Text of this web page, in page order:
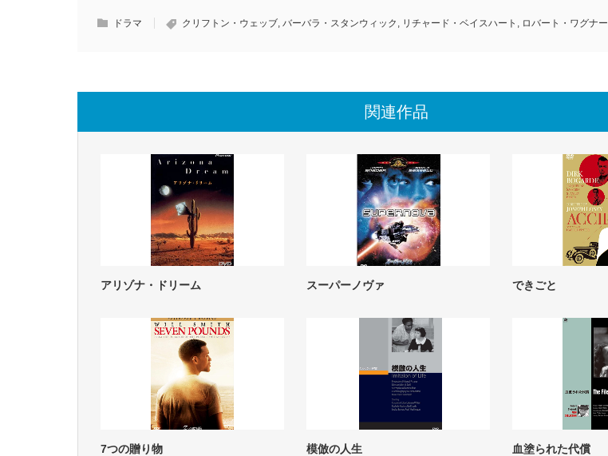
ドラマ クリフトン・ウェッブ バーバラ・スタンウィック リチャード・ベイスハート ロバート・ワグナー
関連作品
アリゾナ・ドリーム スーパーノヴァ できごと
7つの贈り物 模倣の人生 血塗られた代償